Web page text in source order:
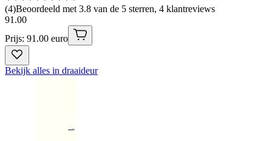
(4)Beoordeeld met 3.8 van de 5 sterren, 4 klantreviews
91 .00
Prijs: 91.00 euro
Bekijk alles in draaideur